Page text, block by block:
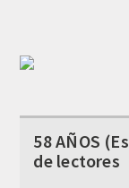
58 AÑOS
de lectores